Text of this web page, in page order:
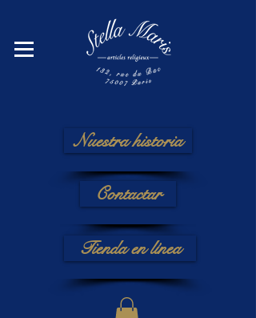
Nuestra historia
Contactar
Tienda en línea